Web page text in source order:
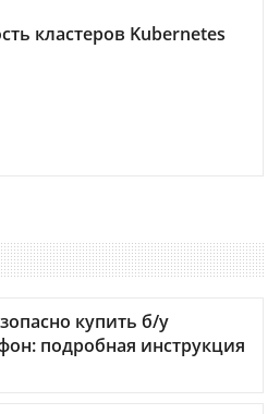
кластеров Kubernetes
купить б/у
подробная инструкция